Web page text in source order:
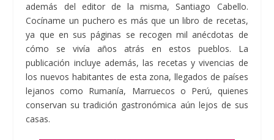
además del editor de la misma, Santiago Cabello.
Cocíname un puchero es más que un libro de recetas,
ya que en sus páginas se recogen mil anécdotas de
cómo se vivía años atrás en estos pueblos. La
publicación incluye además, las recetas y vivencias de
los nuevos habitantes de esta zona, llegados de países
lejanos como Rumanía, Marruecos o Perú, quienes
conservan su tradición gastronómica aún lejos de sus
casas.